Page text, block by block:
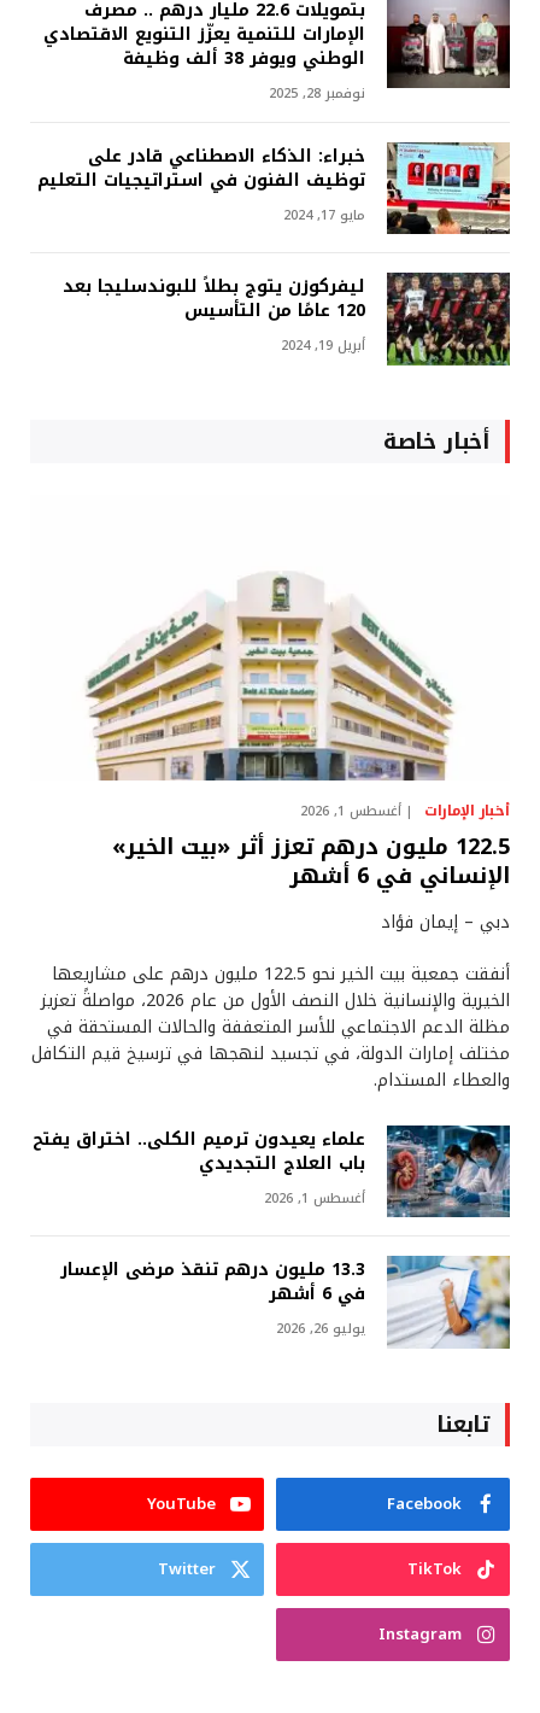
بتمويلات 22.6 مليار درهم .. مصرف
الإمارات للتنمية يعزّز التنويع الاقتصادي
الوطني ويوفر 38 ألف وظيفة
نوفمبر 28, 2025
خبراء: الذكاء الاصطناعي قادر على
توظيف الفنون في استراتيجيات التعليم
مايو 17, 2024
ليفركوزن يتوج بطلاً للبوندسليجا بعد
120 عامًا من التأسيس
أبريل 19, 2024
أخبار خاصة
أخبار الإمارات أغسطس 1, 2026
122.5 مليون درهم تعزز أثر «بيت الخير»
الإنساني في 6 أشهر
دبي – إيمان فؤاد
أنفقت جمعية بيت الخير نحو 122.5 مليون درهم على مشاريعها
الخيرية والإنسانية خلال النصف الأول من عام 2026، مواصلةً تعزيز
مظلة الدعم الاجتماعي للأسر المتعففة والحالات المستحقة في
مختلف إمارات الدولة، في تجسيد لنهجها في ترسيخ قيم التكافل
والعطاء المستدام.
علماء يعيدون ترميم الكلى.. اختراق يفتح
باب العلاج التجديدي
أغسطس 1, 2026
13.3 مليون درهم تنقذ مرضى الإعسار
في 6 أشهر
يوليو 26, 2026
تابعنا
Facebook
YouTube
TikTok
Twitter
Instagram